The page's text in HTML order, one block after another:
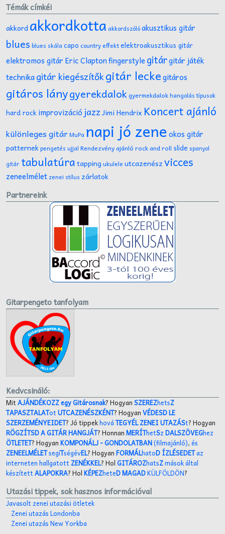
Témák címkéi
akkordakkordkotta akkordszólóakusztikus gitár
blues blues skálacapo country effektelektroakusztikus gitár
elektromos gitár Eric Claptonfingerstyle gitárgitár játék
technikagitár kiegészítőkgitár leckegitáros
gitáros lánygyerekdalokgyermekdalokhangolás típusok
hard rock improvizáció jazzJimi Hendrix Koncert ajánló
különleges gitár MuPa napi jó zene okos gitár
patternekpengetés ujjal Rendezvény ajánló rock and roll slide spanyol
gitár tabulatúratapping ukulele utcazenészvicces
zeneelmélet zenei stílus zárlatok
Partnereink
Gitarpengeto tanfolyam
Kedvcsináló:
MitAJÁNDÉKOZZ egy Gitárosnak? HogyanSZEREZhetsZ
TAPASZTALATotUTCAZENÉSZKÉNT? HogyanVÉDESD LE
SZERZEMÉNYEIDET? Jó tippekhováTEGYÉL ZENEI UTAZÁSt? Hogyan
RÖGZÍTSD A GITÁR HANGJÁT? HonnanMERÍThetSzDALSZÖVEGhez
ÖTLETET? HogyanKOMPONÁLJ- GONDOLATBAN(filmajánló),és
ZENEELMÉLETsegíTségévEL? HogyanFORMÁLhatoD ÍZLÉSEDETaz
interneten hallgatott ZENÉKKEL? HolGITÁROZhatsZmások által
készítettALAPOKRA? HolKÉPEZheteD MAGADKÜLFÖLDÖN?
Utazási tippek, sok hasznos információval
Javasolt zenei utazási ötletek
Zenei utazás Londonba
Zenei utazás New Yorkba